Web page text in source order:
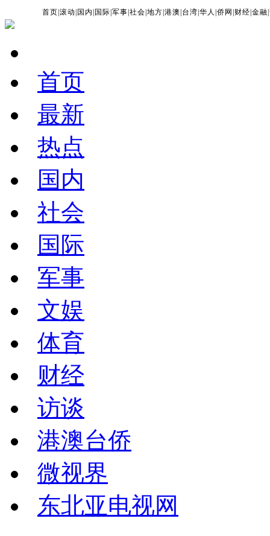
首页 |滚动 国内 国际 |军事 |社会 |地方 |港澳 台湾 |华人 |侨网 财经 |金融 |
首页
最新
热点
国内
社会
国际
军事
文娱
体育
财经
访谈
港澳台侨
微视界
东北亚电视网